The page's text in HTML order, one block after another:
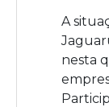
A
nesta